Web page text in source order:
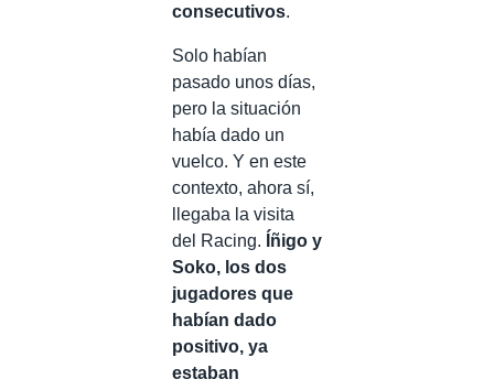
consecutivos.
Solo habían
pasado unos días,
pero la situación
había dado un
vuelco. Y en este
contexto, ahora sí,
llegaba la visita
del Racing. Íñigo y
Soko, los dos
jugadores que
habían dado
positivo, ya
estaban